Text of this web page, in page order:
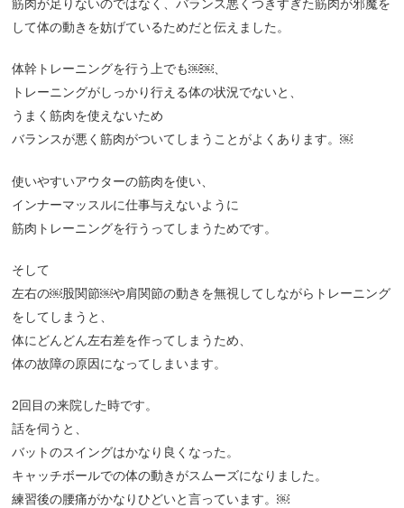
筋肉が足りないのではなく、バランス悪くつきすぎた筋肉が邪魔を
して体の動きを妨げているためだと伝えました。
体幹トレーニングを行う上でも￼￼、
トレーニングがしっかり行える体の状況でないと、
うまく筋肉を使えないため
バランスが悪く筋肉がついてしまうことがよくあります。￼
使いやすいアウターの筋肉を使い、
インナーマッスルに仕事与えないように
筋肉トレーニングを行うってしまうためです。
そして
左右の￼股関節￼や肩関節の動きを無視してしながらトレーニング
をしてしまうと、
体にどんどん左右差を作ってしまうため、
体の故障の原因になってしまいます。
2回目の来院した時です。
話を伺うと、
バットのスイングはかなり良くなった。
キャッチボールでの体の動きがスムーズになりました。
練習後の腰痛がかなりひどいと言っています。￼